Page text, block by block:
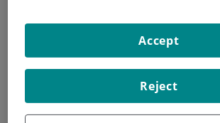
Hospital Universitari Sagrat Cor
Reject
Accept